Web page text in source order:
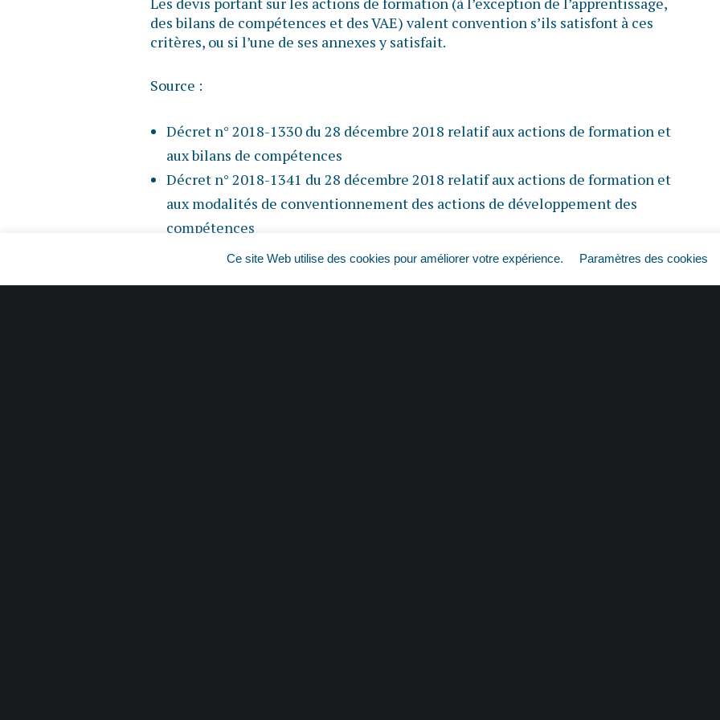
des bilans de compétences et des VAE) valent convention s’ils satisfont à ces
critères, ou si l’une de ses annexes y satisfait.
Source :
Décret n° 2018-1330 du 28 décembre 2018 relatif aux actions de formation et
aux bilans de compétences
Décret n° 2018-1341 du 28 décembre 2018 relatif aux actions de formation et
aux modalités de conventionnement des actions de développement des
compétences
Décret n° 2018-1342 du 28 décembre 2018 relatif aux modalités de prise en
Ce site Web utilise des cookies pour améliorer votre expérience. Paramètres des cookies